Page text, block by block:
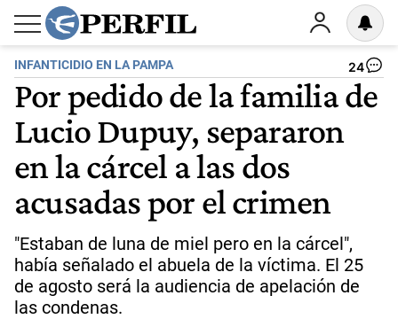
INFANTICIDIO EN LA PAMPA 24
Por pedido de la familia de
Lucio Dupuy, separaron
en la cárcel a las dos
acusadas por el crimen
"Estaban de luna de miel pero en la cárcel",
había señalado el abuela de la víctima. El 25
de agosto será la audiencia de apelación de
las condenas.